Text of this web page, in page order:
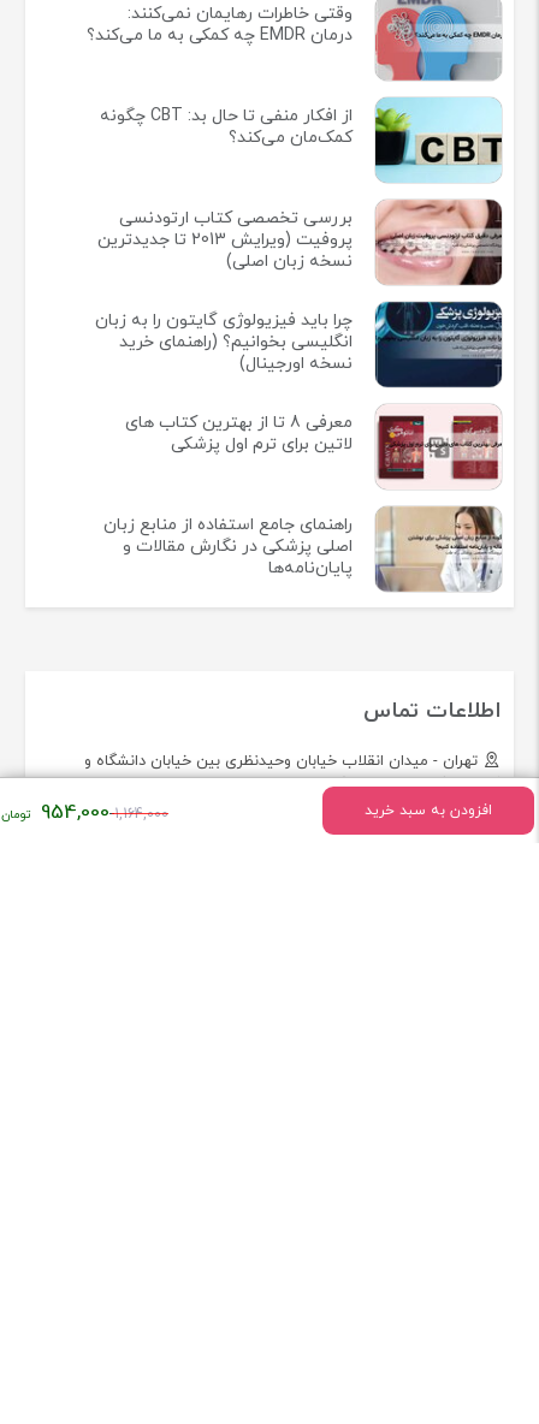
افزودن به سبد خرید 1,164,000قیمت
954,000
وقتی خاطرات رهایمان نمی‌کنند:
درمان EMDR چه کمکی به ما می‌کند؟
از افکار منفی تا حال بد: CBT چگونه
کمک‌مان می‌کند؟
بررسی تخصصی کتاب ارتودنسی
پروفیت (ویرایش 2013 تا جدیدترین
نسخه زبان اصلی)
چرا باید فیزیولوژی گایتون را به زبان
انگلیسی بخوانیم؟ (راهنمای خرید
نسخه اورجینال)
معرفی 8 تا از بهترین کتاب های
لاتین برای ترم اول پزشکی
راهنمای جامع استفاده از منابع زبان
اصلی پزشکی در نگارش مقالات و
پایان‌نامه‌ها
اطلاعات تماس
تهران - میدان انقلاب خیابان وحیدنظری بین خیابان دانشگاه و
فخررازی کوچه قدیری پلاک 23 واحد5